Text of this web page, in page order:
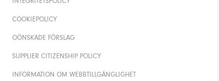
COOKIEPOLICY
OÖNSKADE FÖRSLAG
SUPPLIER CITIZENSHIP POLICY
INFORMATION OM WEBBTILLGÄNGLIGHET